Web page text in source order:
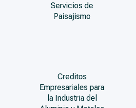
Servicios de
Paisajismo
Creditos
Empresariales para
la Industria del